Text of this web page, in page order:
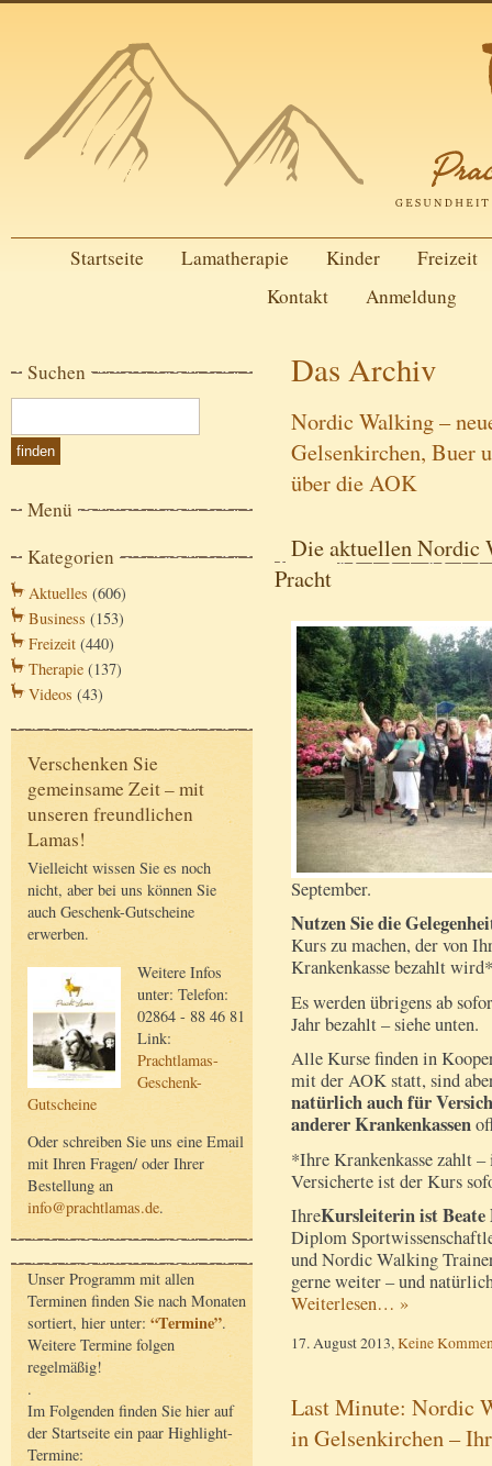
Startseite Lamatherapie Kinder
Freizeit
Kontakt
Anmeldung
Suchen
Menü
Kategorien
Aktuelles (606)
Business (153)
Freizeit (440)
Therapie (137)
Videos (43)
Verschenken Sie
gemeinsame Zeit – mit
unseren freundlichen
Lamas!
Vielleicht wissen Sie es noch
nicht, aber bei uns können Sie
auch Geschenk-Gutscheine
erwerben.
Weitere Infos
unter: Telefon:
02864 - 88 46 81
Link:
Prachtlamas-
Geschenk-
Gutscheine
Oder schreiben Sie uns eine Email
mit Ihren Fragen/ oder Ihrer
Bestellung an
info@prachtlamas.de.
Unser Programm mit allen
Terminen finden Sie nach Monaten
sortiert, hier unter: “Termine”.
Weitere Termine folgen
regelmäßig!
.
Im Folgenden finden Sie hier auf
der Startseite ein paar Highlight-
Termine:
Das Archiv
Nordic Walking –
Gelsenkirchen, Buer
über die AOK
Die aktuellen Nordic
Pracht
September.
Nutzen Sie die Gelegenhei
Kurs zu machen, der von
Krankenkasse bezahlt
Es werden übrigens ab
Jahr bezahlt – siehe unten.
Alle Kurse finden in
mit der AOK statt, sind
natürlich auch für
anderer Krankenkassen
*Ihre Krankenkasse zahlt
Versicherte ist der Kurs
IhreKursleiterin ist Beate
Diplom
und Nordic Walking
gerne weiter – und
Weiterlesen… »
17. August 2013,Keine
Last Minute: Nordic
in Gelsenkirchen –